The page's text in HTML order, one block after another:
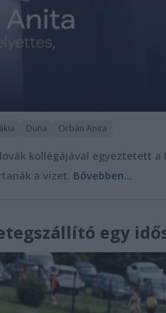
Duna Orbán Anita
kollégájával egyeztetett a
a vizet. Bővebben...
egy